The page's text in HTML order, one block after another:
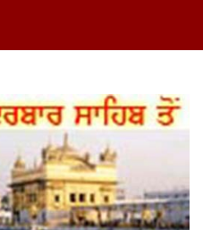
ਉਨ੍ਹਾਂ ਨੂੰ ਬਰਾਬਰੀ ਦੇ ਮੌਕੇ ਤਾਂ ਮੁਹੱਈਆ